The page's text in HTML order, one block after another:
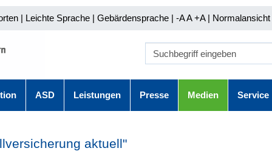
| Leichte Sprache | Gebärdensprache | -A A+A | Normalansicht
ASD Leistungen Presse Medien Service
aktuell"